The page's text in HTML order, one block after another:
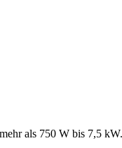
als 750 W bis 7,5